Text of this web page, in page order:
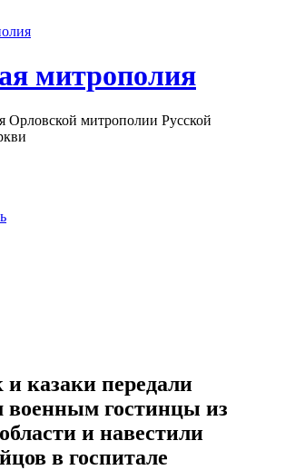
митрополия
Орловской митрополии Русской
казаки передали
военным гостинцы из
и навестили
в госпитале